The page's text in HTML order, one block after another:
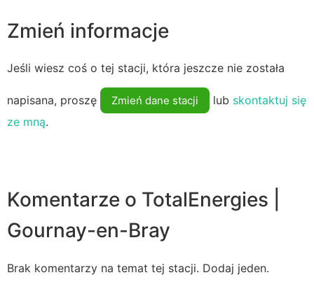
Zmień informacje
Jeśli wiesz coś o tej stacji, która jeszcze nie została
napisana, proszę Zmień dane stacji lub skontaktuj się
ze mną.
Komentarze o TotalEnergies |
Gournay-en-Bray
Brak komentarzy na temat tej stacji. Dodaj jeden.